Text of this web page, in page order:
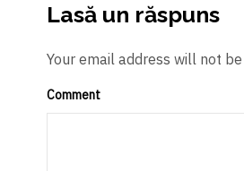
Lasă un răspuns
Your email address will not
Comment